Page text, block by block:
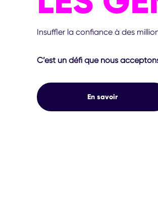
Insuffler la confiance à des
C’est un défi que nous
En savoir